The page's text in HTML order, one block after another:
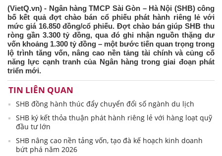
(VietQ.vn) - Ngân hàng TMCP Sài Gòn – Hà Nội (SHB) công
bố kết quả đợt chào bán cổ phiếu phát hành riêng lẻ với
mức giá 16.850 đồng/cổ phiếu. Đợt chào bán giúp SHB thu
ròng gần 3.300 tỷ đồng, qua đó ghi nhận nguồn thặng dư
vốn khoảng 1.300 tỷ đồng – một bước tiến quan trọng trong
lộ trình tăng vốn, nâng cao nền tảng tài chính và củng cố
năng lực cạnh tranh của Ngân hàng trong giai đoạn phát
triển mới.
TIN LIÊN QUAN
SHB đồng hành thúc đẩy chuyển đổi số ngành du lịch
SHB ký kết thỏa thuận phát hành riêng lẻ với hàng loạt quỹ
đầu tư lớn
SHB nâng cao nền tảng vốn, tạo đà kế hoạch kinh doanh
bứt phá năm 2026